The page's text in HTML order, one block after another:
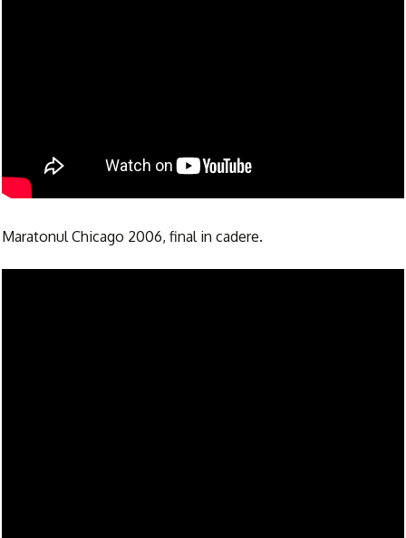
Maratonul Chicago 2006, final in cadere.